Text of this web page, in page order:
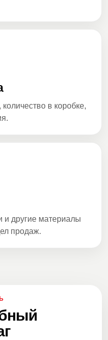
в коробке,
и другие материалы
продаж.